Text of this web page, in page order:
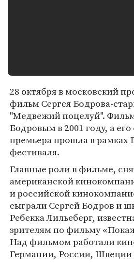
28 октября в московский
фильм Сергея Бодрова-
"Медвежий поцелуй".
Бодровым в 2001 году, а
премьера прошла в рамках
фестиваля.
Главные роли в фильме,
американской
и российской
сыграли Сергей Бодров и
Ребекка Лильеберг,
зрителям по фильму
Над фильмом работали
Германии, России,